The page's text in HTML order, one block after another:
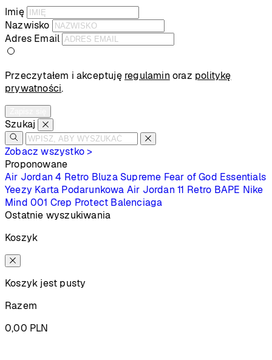
Imię
Nazwisko
Adres Email
Przeczytałem i akceptuję regulamin oraz politykę
prywatności.
Szukaj
Zobacz wszystko >
Proponowane
Air Jordan 4 Retro Bluza Supreme Fear of God Essentials
Yeezy Karta Podarunkowa Air Jordan 11 Retro BAPE Nike
Mind 001 Crep Protect Balenciaga
Ostatnie wyszukiwania
Koszyk
Koszyk jest pusty
Razem
0,00 PLN